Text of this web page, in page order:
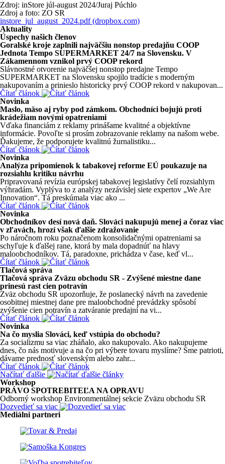
Zdroj: inStore júl-august 2024/Juraj Púchlo
Zdroj a foto: ZO SR
instore_jul_august_2024.pdf (dropbox.com)
Aktuality
Úspechy našich členov
Goralské kroje zaplnili najväčšiu nonstop predajňu COOP
Jednota Tempo SUPERMARKET 24/7 na Slovensku. V
Zákamennom vznikol prvý COOP rekord
Slávnostné otvorenie najväčšej nonstop predajne Tempo
SUPERMARKET na Slovensku spojilo tradície s moderným
nakupovaním a prinieslo historicky prvý COOP rekord v nakupovan...
Čítať článok
Novinka
Maslo, mäso aj ryby pod zámkom. Obchodníci bojujú proti
krádežiam novými opatreniami
Vďaka financiám z reklamy prinášame kvalitné a objektívne
informácie. Povoľte si prosím zobrazovanie reklamy na našom webe.
Ďakujeme, že podporujete kvalitnú žurnalistiku...
Čítať článok
Novinka
Analýza pripomienok k tabakovej reforme EÚ poukazuje na
rozsiahlu kritiku návrhu
Pripravovaná revízia európskej tabakovej legislatívy čelí rozsiahlym
výhradám. Vyplýva to z analýzy nezávislej siete expertov „We Are
Innovation“. Tá preskúmala viac ako ...
Čítať článok
Novinka
Obchodníkov desí nová daň. Slováci nakupujú menej a čoraz viac
v zľavách, hrozí však ďalšie zdražovanie
Po náročnom roku poznačenom konsolidačnými opatreniami sa
schyľuje k ďalšej rane, ktorá by mala dopadnúť na hlavy
maloobchodníkov. Tá, paradoxne, prichádza v čase, keď vl...
Čítať článok
Tlačová správa
Tlačová správa Zväzu obchodu SR - Zvýšené miestne dane
prinesú rast cien potravín
Zväz obchodu SR upozorňuje, že poslanecký návrh na zavedenie
osobitnej miestnej dane pre maloobchodné prevádzky spôsobí
zvýšenie cien potravín a zatváranie predajní na vi...
Čítať článok
Novinka
Na čo myslia Slováci, keď vstúpia do obchodu?
Za socializmu sa viac zháňalo, ako nakupovalo. Ako nakupujeme
dnes, čo nás motivuje a na čo pri výbere tovaru myslíme? Sme patrioti,
dávame prednosť slovenským alebo zahr...
Čítať článok
Načítať ďalšie
Workshop
PRÁVO SPOTREBITEĽA NA OPRAVU
Odborný workshop Environmentálnej sekcie Zväzu obchodu SR
Dozvedieť sa viac
Mediálni partneri